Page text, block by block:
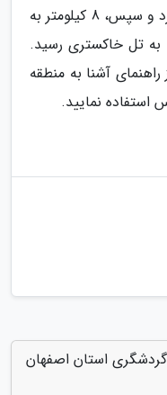
غرب بر روی یال چیل کنده حرکت کرد و سپس، 8 کیلومتر به
تل خاکستری رسید.
آشنا به منطقه
نمایید.
استان اصفهان